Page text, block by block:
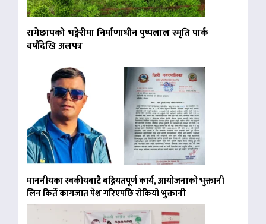
रामेछापको भङ्गेरीमा निर्माणाधीन पुष्पलाल स्मृति पार्क
वर्षौंदेखि अलपत्र
माननीयका स्वकीयबाटै बद्नियतपूर्ण कार्य, आयोजनाको भुक्तानी
लिन किर्ते कागजात पेश गरिएपछि रोकियो भुक्तानी